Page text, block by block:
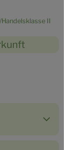
Handelsklasse II